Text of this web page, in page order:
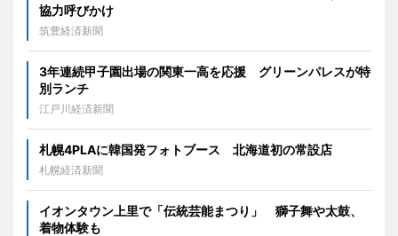
協力呼びかけ
筑豊経済新聞
3年連続甲子園出場の関東一高を応援 グリーンパレスが特
別ランチ
江戸川経済新聞
札幌4PLAに韓国発フォトブース 北海道初の常設店
札幌経済新聞
イオンタウン上里で「伝統芸能まつり」 獅子舞や太鼓、
着物体験も